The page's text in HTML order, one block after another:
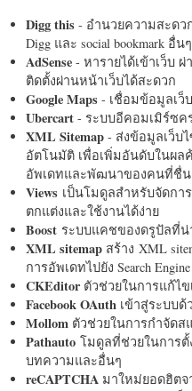
Digg this - อำนวยความสะดว
Digg และ social bookmark อื่นๆ
AdSense - หารายได้เข้าเว็บ ผ่
ติดตั้งผ่านหน้าเว็บได้สะดวก
Google Maps - เชื่อมข้อมูลเว็
Ubercart - ระบบอีคอมเมิร์ซค
XML Sitemap - ส่งข้อมูลเว็บไ
อัตโนมัติ เพื่อเพิ่มอันดับในผ
อัพเดทและพัฒนาของคนที่ชื่
Views เป็นโมดูลสำหรับจัดกา
ตกแต่งและใช้งานได้ง่าย
Boost ระบบแคชของดรูปัลที่น่
XML sitemap สร้าง XML
การอัพเดทไปยัง Search
CKEditorตัวช่วยในการแก้ไ
Facebook OAuth เข้าสู่ระบบด้
Mollom ตัวช่วยในการกำจัดส
Pathauto โมดูลที่ช่วยในการตั้
บทความและอื่นๆ
reCAPTCHA มาใหม่ยอดฮิตจ